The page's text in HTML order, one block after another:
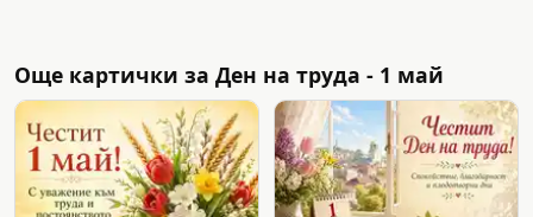
Още картички за Ден на труда - 1 май